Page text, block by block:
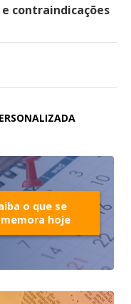
contraindicações
o que se
hoje